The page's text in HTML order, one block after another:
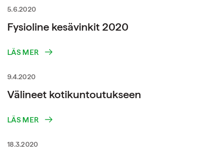
5.6.2020
Fysioline kesävinkit 2020
LÄS MER
9.4.2020
Välineet kotikuntoutukseen
LÄS MER
18.3.2020